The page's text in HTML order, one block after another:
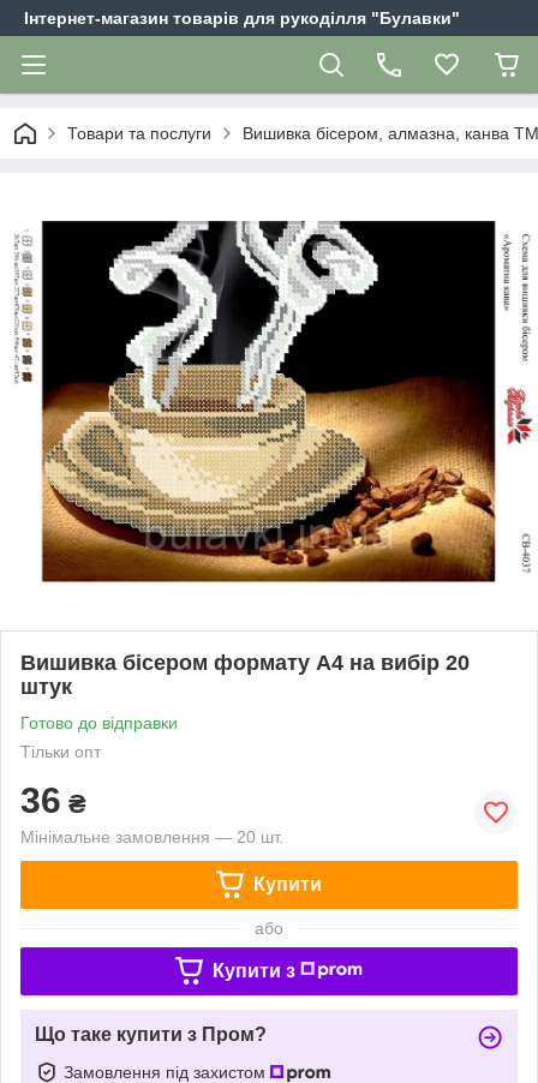
Інтернет-магазин товарів для рукоділля "Булавки"
Товари та послуги Вишивка бісером, алмазна, канва
Вишивка бісером формату А4 на вибір 20
штук
Готово до відправки
Тільки опт
36 ₴
Мінімальне замовлення — 20 шт.
Купити
або
Купити з
Що таке купити з Пром?
Замовлення під захистом